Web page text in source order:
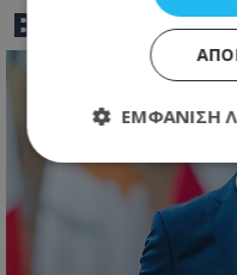
BEST OF
ΕΜΦΆΝΙΣΗ
Απολύτως
Στόχευσης